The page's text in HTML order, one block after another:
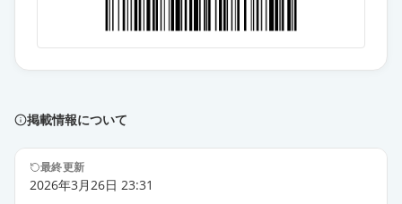
掲載情報について
最終更新
2026年3月26日 23:31